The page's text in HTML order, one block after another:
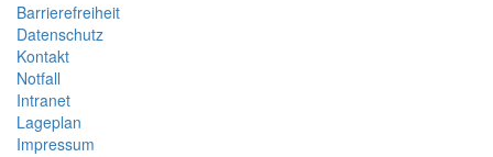
Barrierefreiheit
Datenschutz
Kontakt
Notfall
Intranet
Lageplan
Impressum